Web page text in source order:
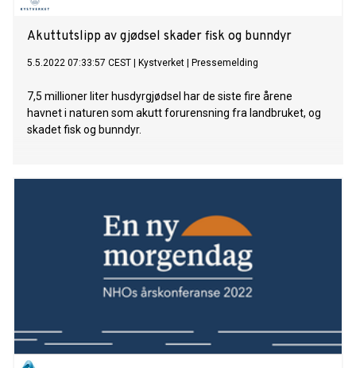
Akuttutslipp av gjødsel skader fisk og bunndyr
5.5.2022 07:33:57 CEST Kystverket Pressemelding
7,5 millioner liter husdyrgjødsel har de siste fire årene
havnet i naturen som akutt forurensning fra landbruket, og
skadet fisk og bunndyr.